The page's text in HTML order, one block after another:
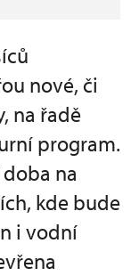
nové, či
na řadě
program.
na
kde bude
i vodní